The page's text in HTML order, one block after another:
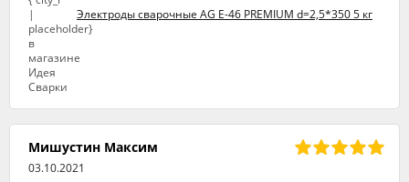
Электроды сварочные AG E-46 PREMIUM d=2,5*350 5 кг
Мишустин Максим
03.10.2021